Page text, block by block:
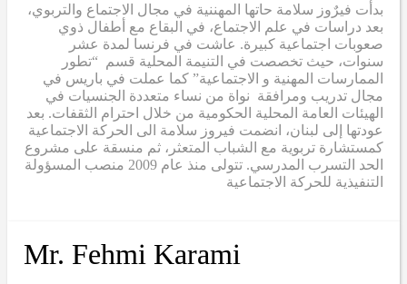
بدأت فيرٌوز سلامة حاتها المهننية في مجال الاجتماع والتربوي،
بعد دراسات في علم الاجتماع، في البقاع مع أطفال ذوي
صعوبات اجتماعية كبيرة. عاشت في فرنسا لمدة عشر
سنوات، حيث تخصصت في التنيمة المحلية قسم “تطور
الممارسات المهنية و الاجتماعية” كما عملت في باريس في
مجال تدريب ومرافقة نواة من نساء متعددة الجنسيات في
الهيئات العامة المحلية الحكومية من خلال احترام الثقفات. بعد
عودتها إلى لبنان، انضمت فيروز سلامة الى الحركة الاجتماعية
كمستشارة تربوية مع الشباب المتعثر، ثم منسقة على مشروع
الحد التسرب المدرسي. تتولى منذ عام 2009 منصب المسؤولة
التنفيذية للحركة الاجتماعية
Mr. Fehmi Karami